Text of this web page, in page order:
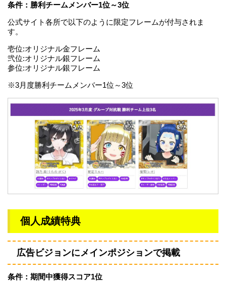
条件：勝利チームメンバー1位～3位
公式サイト各所で以下のように限定フレームが付与されま
す。
壱位:オリジナル金フレーム
弐位:オリジナル銀フレーム
参位:オリジナル銀フレーム
※3月度勝利チームメンバー1位～3位
個人成績特典
広告ビジョンにメインポジションで掲載
条件：期間中獲得スコア1位